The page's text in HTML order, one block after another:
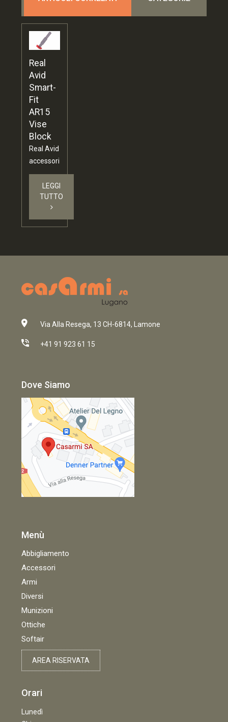
Real
Avid
Smart-
Fit
AR15
Vise
Block
Real Avid
accessori
LEGGI
TUTTO
Via Alla Resega, 13 CH-6814, Lamone
+41 91 923 61 15
Dove Siamo
Menù
Abbigliamento
Accessori
Armi
Diversi
Munizioni
Ottiche
Softair
AREA RISERVATA
Orari
Lunedì